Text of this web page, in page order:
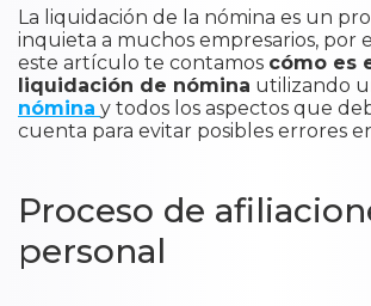
La liquidación de la nómina es un
inquieta a muchos empresarios, por
este artículo te contamos cómo es
liquidación de nómina utilizando
nómina y todos los aspectos que
cuenta para evitar posibles errores
Proceso de
personal